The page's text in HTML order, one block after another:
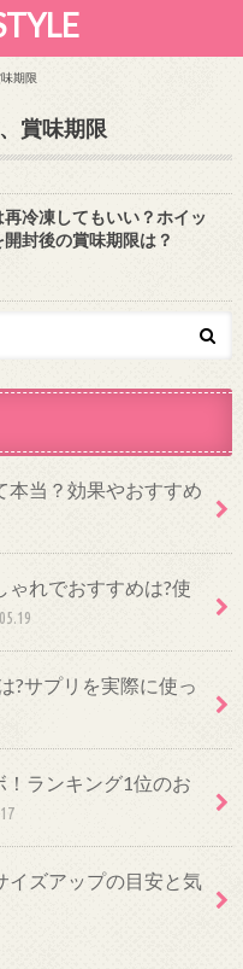
期限
賞味期限
冷凍してもいい？ホイッ
封後の賞味期限は？
本当？効果やおすすめ
ゃれでおすすめは?使
?サプリを実際に使っ
！ランキング1位のお
イズアップの目安と気